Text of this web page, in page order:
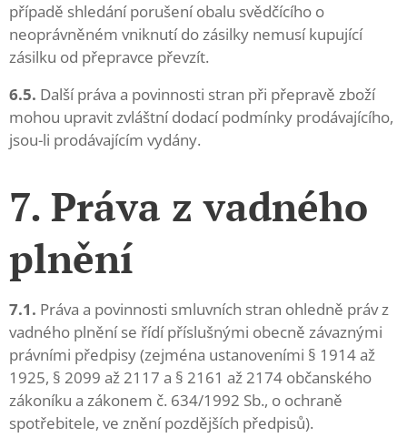
případě shledání porušení obalu svědčícího o
neoprávněném vniknutí do zásilky nemusí kupující
zásilku od přepravce převzít.
6.5. Další práva a povinnosti stran při přepravě zboží
mohou upravit zvláštní dodací podmínky prodávajícího,
jsou-li prodávajícím vydány.
7. Práva z vadného
plnění
7.1. Práva a povinnosti smluvních stran ohledně práv z
vadného plnění se řídí příslušnými obecně závaznými
právními předpisy (zejména ustanoveními § 1914 až
1925, § 2099 až 2117 a § 2161 až 2174 občanského
zákoníku a zákonem č. 634/1992 Sb., o ochraně
spotřebitele, ve znění pozdějších předpisů).